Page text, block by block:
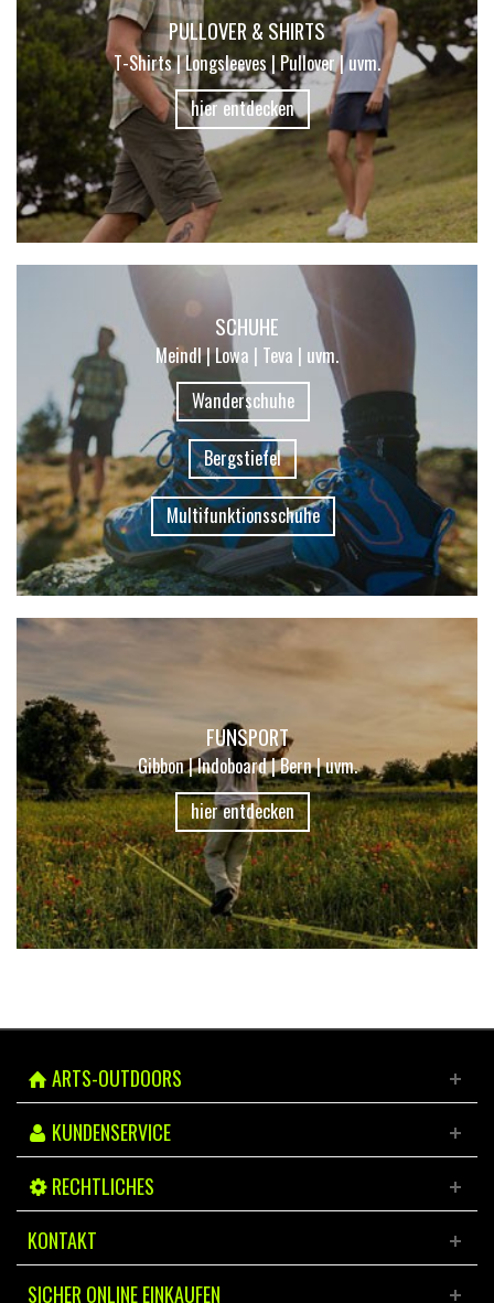
PULLOVER & SHIRTS
T-Shirts | Longsleeves | Pullover | uvm.
hier entdecken
SCHUHE
Meindl | Lowa | Teva | uvm.
Wanderschuhe
Bergstiefel
Multifunktionsschuhe
FUNSPORT
Gibbon | Indoboard | Bern | uvm.
hier entdecken
ARTS-OUTDOORS
KUNDENSERVICE
RECHTLICHES
KONTAKT
SICHER ONLINE EINKAUFEN